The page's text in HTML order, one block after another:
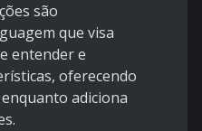
são
que visa
entender e
oferecendo
adiciona